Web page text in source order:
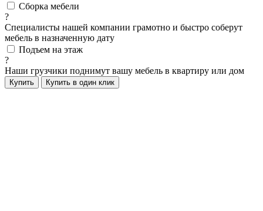
Сборка мебели
?
Специалисты нашей компании грамотно и быстро соберут
мебель в назначенную дату
Подъем на этаж
?
Наши грузчики поднимут вашу мебель в квартиру или дом
Купить Купить в один клик